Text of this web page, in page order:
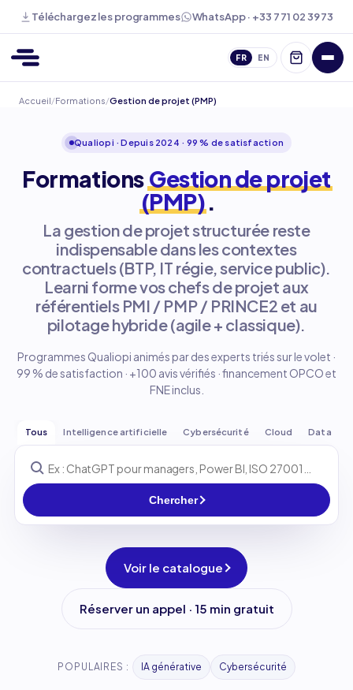
Téléchargez les programmes WhatsApp · +33 7 71 02 39 73
FR EN
Accueil/Formations/Gestion de projet (PMP)
Qualiopi · Depuis 2024 · 99 % de satisfaction
FormationsGestion de projet
(PMP).
La gestion de projet structurée reste
indispensable dans les contextes
contractuels (BTP, IT régie, service public).
Learni forme vos chefs de projet aux
référentiels PMI / PMP / PRINCE2 et au
pilotage hybride (agile + classique).
Programmes Qualiopi animés par des experts triés sur le volet ·
99 % de satisfaction · +100 avis vérifiés · financement OPCO et
FNE inclus.
Tous Intelligence artificielle Cybersécurité Cloud Data
Chercher
Voir le catalogue
Réserver un appel · 15 min gratuit
POPULAIRES : IA générative Cybersécurité